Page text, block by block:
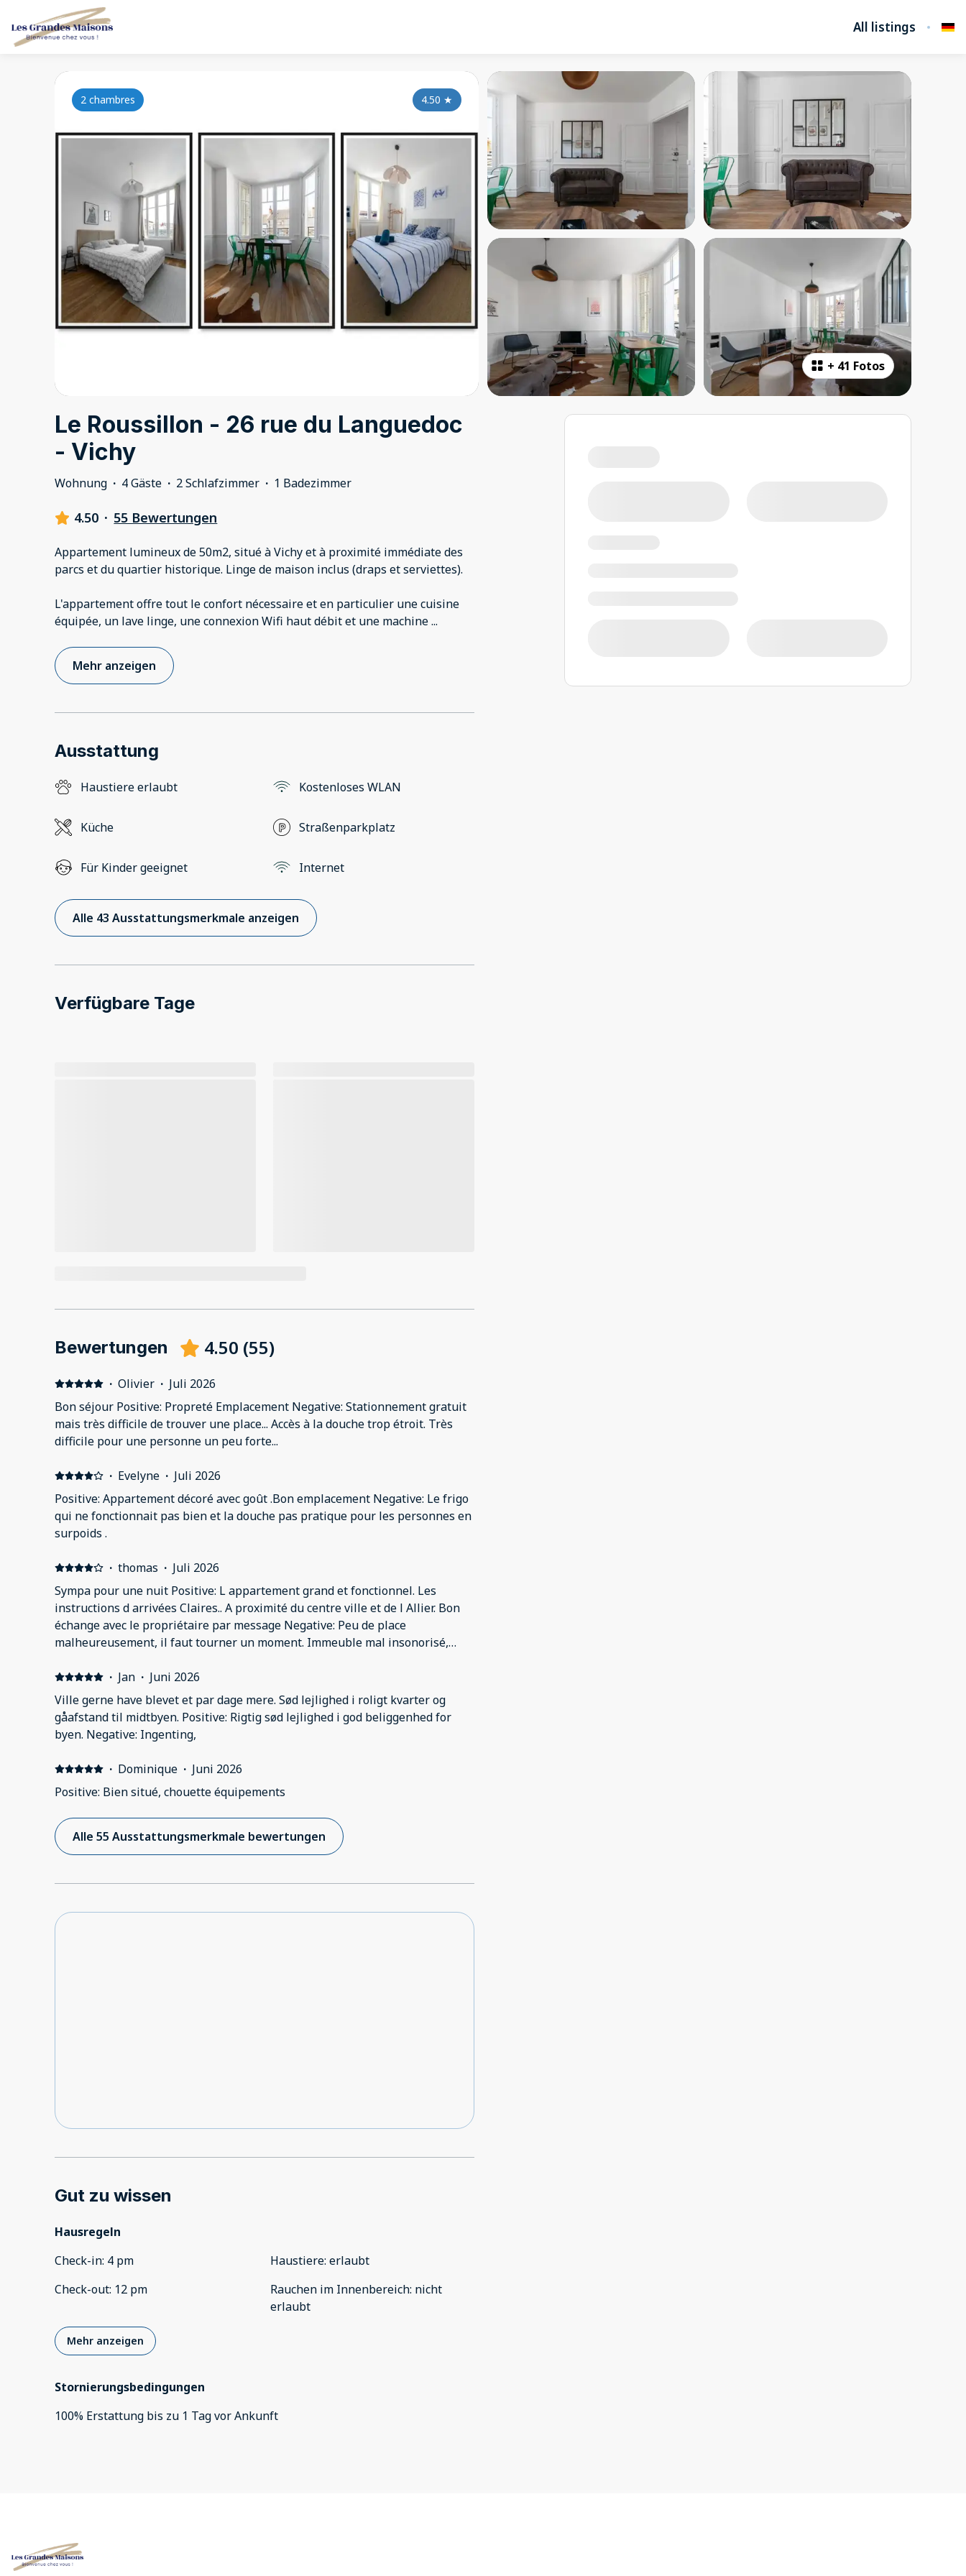
All listings
+ 41 Fotos
4.50 ★
2 chambres
Le Roussillon - 26 rue du Languedoc
- Vichy
Wohnung · 4 Gäste · 2 Schlafzimmer · 1 Badezimmer
4.50 · 55 Bewertungen
Appartement lumineux de 50m2, situé à Vichy et à proximité immédiate des
parcs et du quartier historique. Linge de maison inclus (draps et serviettes).
L'appartement offre tout le confort nécessaire et en particulier une cuisine
équipée, un lave linge, une connexion Wifi haut débit et une machine...
Mehr anzeigen
Ausstattung
Haustiere erlaubt Kostenloses WLAN
Küche Straßenparkplatz
Für Kinder geeignet Internet
Alle 43 Ausstattungsmerkmale anzeigen
Verfügbare Tage
Bewertungen 4.50 (55)
· Olivier · Juli 2026
Bon séjour Positive: Propreté Emplacement Negative: Stationnement gratuit
mais très difficile de trouver une place... Accès à la douche trop étroit. Très
difficile pour une personne un peu forte...
· Evelyne · Juli 2026
Positive: Appartement décoré avec goût .Bon emplacement Negative: Le frigo
qui ne fonctionnait pas bien et la douche pas pratique pour les personnes en
surpoids .
· thomas · Juli 2026
Sympa pour une nuit Positive: L appartement grand et fonctionnel. Les
instructions d arrivées Claires.. A proximité du centre ville et de l Allier. Bon
échange avec le propriétaire par message Negative: Peu de place
malheureusement, il faut tourner un moment. Immeuble mal insonorisé,
très tard) . · Jan · Juni 2026
Ville gerne have blevet et par dage mere. Sød lejlighed i roligt kvarter og
gåafstand til midtbyen. Positive: Rigtig sød lejlighed i god beliggenhed for
byen. Negative: Ingenting,
· Dominique · Juni 2026
Positive: Bien situé, chouette équipements
Alle 55 Ausstattungsmerkmale bewertungen
Gut zu wissen
Hausregeln
Check-in: 4 pm
Check-out: 12 pm
Haustiere: erlaubt
Rauchen im Innenbereich: nicht
erlaubt
Mehr anzeigen
Stornierungsbedingungen
100% Erstattung bis zu 1 TagvorAnkunft